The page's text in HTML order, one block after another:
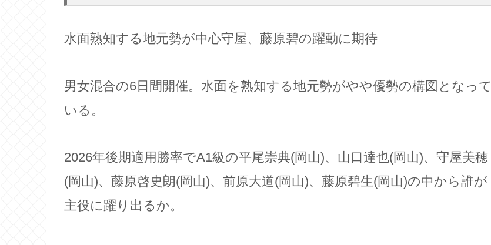
水面熟知する地元勢が中心守屋、藤原碧の躍動に期待
男女混合の6日間開催。水面を熟知する地元勢がやや優勢の構図となって
いる。
2026年後期適用勝率でA1級の平尾崇典(岡山)、山口達也(岡山)、守屋美穂
(岡山)、藤原啓史朗(岡山)、前原大道(岡山)、藤原碧生(岡山)の中から誰が
主役に躍り出るか。